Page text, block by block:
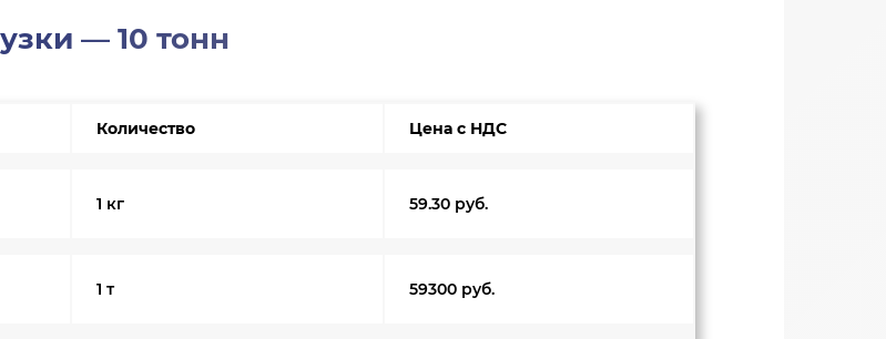
— 10 тонн
Количество Цена с НДС
1 кг 59.30 руб.
1 т 59300 руб.